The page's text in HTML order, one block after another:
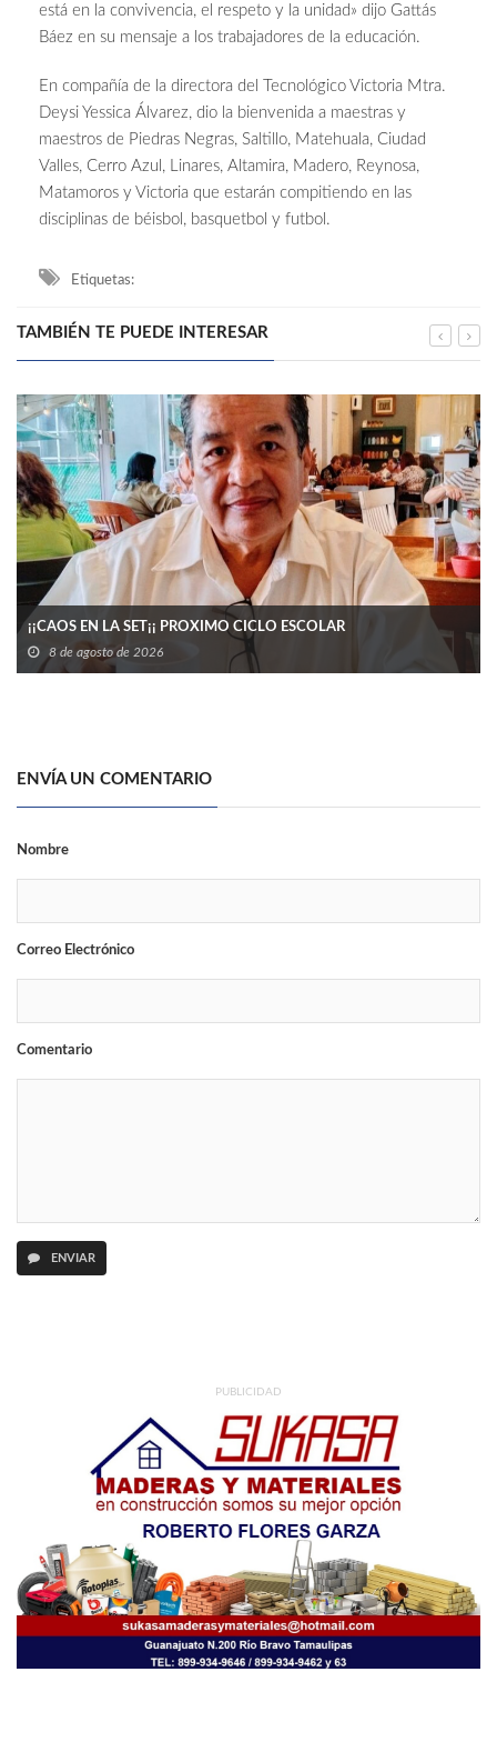
está en la convivencia, el respeto y la unidad» dijo Gattás
Báez en su mensaje a los trabajadores de la educación.
En compañía de la directora del Tecnológico Victoria Mtra.
Deysi Yessica Álvarez, dio la bienvenida a maestras y
maestros de Piedras Negras, Saltillo, Matehuala, Ciudad
Valles, Cerro Azul, Linares, Altamira, Madero, Reynosa,
Matamoros y Victoria que estarán compitiendo en las
disciplinas de béisbol, basquetbol y futbol.
Etiquetas:
TAMBIÉN TE PUEDE INTERESAR
¡¡CAOS EN LA SET¡¡ PROXIMO CICLO ESCOLAR
8 de agosto de 2026
ENVÍA UN COMENTARIO
Nombre
Correo Electrónico
Comentario
ENVIAR
PUBLICIDAD